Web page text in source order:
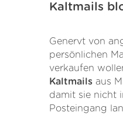
Kaltmails
Genervt von
persönlichen
verkaufen
Kaltmails aus
damit sie nicht
Posteingang